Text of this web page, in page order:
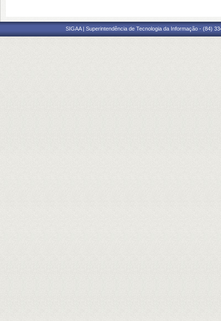
SIGAA | Superintendência de Tecnologia da Informação - (84)